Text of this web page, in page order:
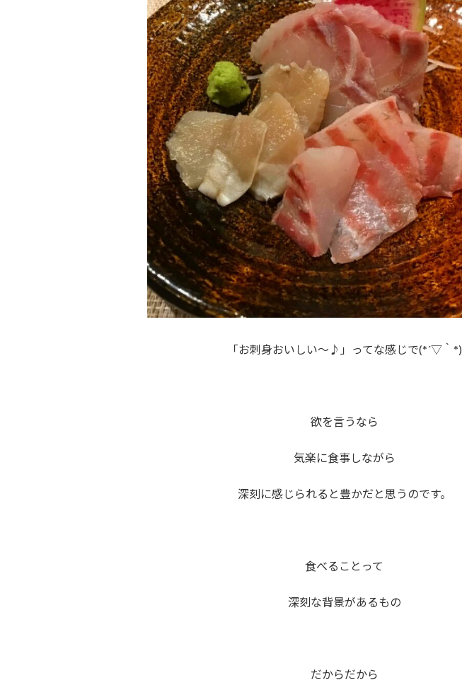
「お刺身おいしい～♪」ってな感じで(*´▽｀*)
欲を言うなら
気楽に食事しながら
深刻に感じられると豊かだと思うのです。
食べることって
深刻な背景があるもの
だからだから